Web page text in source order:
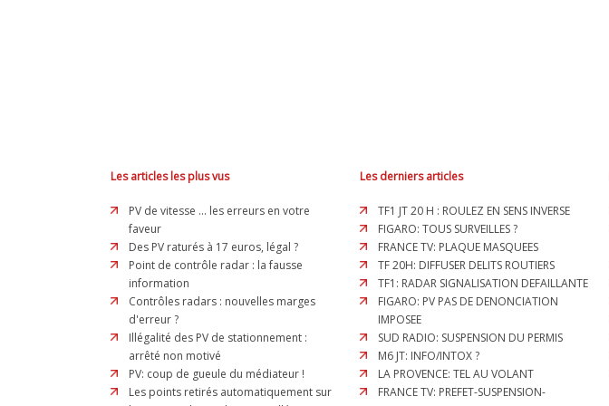
Les articles les plus vus
PV de vitesse ... les erreurs en votre
faveur
Des PV raturés à 17 euros, légal ?
Point de contrôle radar : la fausse
information
Contrôles radars : nouvelles marges
d'erreur ?
Illégalité des PV de stationnement :
arrêté non motivé
PV: coup de gueule du médiateur !
Les points retirés automatiquement sur
Les derniers articles
TF1 JT 20 H : ROULEZ EN SENS INVERSE
FIGARO: TOUS SURVEILLES ?
FRANCE TV: PLAQUE MASQUEES
TF 20H: DIFFUSER DELITS ROUTIERS
TF1: RADAR SIGNALISATION DEFAILLANTE
FIGARO: PV PAS DE DENONCIATION
IMPOSEE
SUD RADIO: SUSPENSION DU PERMIS
M6 JT: INFO/INTOX ?
LA PROVENCE: TEL AU VOLANT
FRANCE TV: PREFET-SUSPENSION-